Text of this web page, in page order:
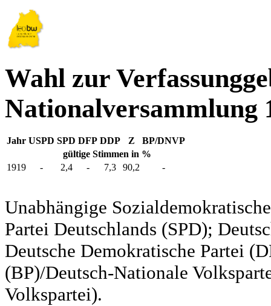
Wahl zur
Nationalversammlung
Jahr USPD SPD DFP DDP Z
BP/DNVP
gültige Stimmen in %
1919
- 2,4 - 7,3 90,2 -
Unabhängige
Partei Deutschlands (SPD);
Deutsche Demokratische Partei
(BP)/Deutsch-Nationale
Volkspartei).